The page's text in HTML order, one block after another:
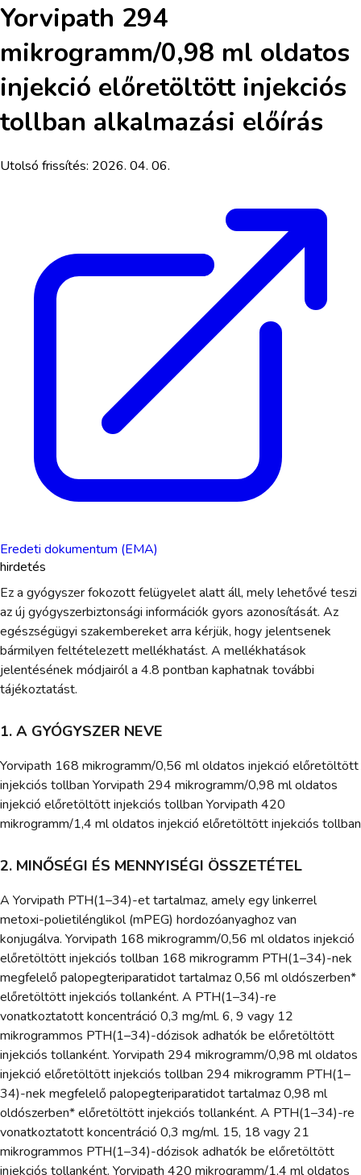
Yorvipath 294
mikrogramm/0,98 ml oldatos
injekció előretöltött injekciós
tollban alkalmazási előírás
Utolsó frissítés: 2026. 04. 06.
Eredeti dokumentum (EMA)
hirdetés
Ez a gyógyszer fokozott felügyelet alatt áll, mely lehetővé teszi
az új gyógyszerbiztonsági információk gyors azonosítását. Az
egészségügyi szakembereket arra kérjük, hogy jelentsenek
bármilyen feltételezett mellékhatást. A mellékhatások
jelentésének módjairól a 4.8 pontban kaphatnak további
tájékoztatást.
1. A GYÓGYSZER NEVE
Yorvipath 168 mikrogramm/0,56 ml oldatos injekció előretöltött
injekciós tollban Yorvipath 294 mikrogramm/0,98 ml oldatos
injekció előretöltött injekciós tollban Yorvipath 420
mikrogramm/1,4 ml oldatos injekció előretöltött injekciós tollban
2. MINŐSÉGI ÉS MENNYISÉGI ÖSSZETÉTEL
A Yorvipath PTH(1–34)-et tartalmaz, amely egy linkerrel
metoxi-polietilénglikol (mPEG) hordozóanyaghoz van
konjugálva. Yorvipath 168 mikrogramm/0,56 ml oldatos injekció
előretöltött injekciós tollban 168 mikrogramm PTH(1–34)-nek
megfelelő palopegteriparatidot tartalmaz 0,56 ml oldószerben*
előretöltött injekciós tollanként. A PTH(1–34)-re
vonatkoztatott koncentráció 0,3 mg/ml. 6, 9 vagy 12
mikrogrammos PTH(1–34)-dózisok adhatók be előretöltött
injekciós tollanként. Yorvipath 294 mikrogramm/0,98 ml oldatos
injekció előretöltött injekciós tollban 294 mikrogramm PTH(1–
34)-nek megfelelő palopegteriparatidot tartalmaz 0,98 ml
oldószerben* előretöltött injekciós tollanként. A PTH(1–34)-re
vonatkoztatott koncentráció 0,3 mg/ml. 15, 18 vagy 21
mikrogrammos PTH(1–34)-dózisok adhatók be előretöltött
injekciós tollanként. Yorvipath 420 mikrogramm/1,4 ml oldatos